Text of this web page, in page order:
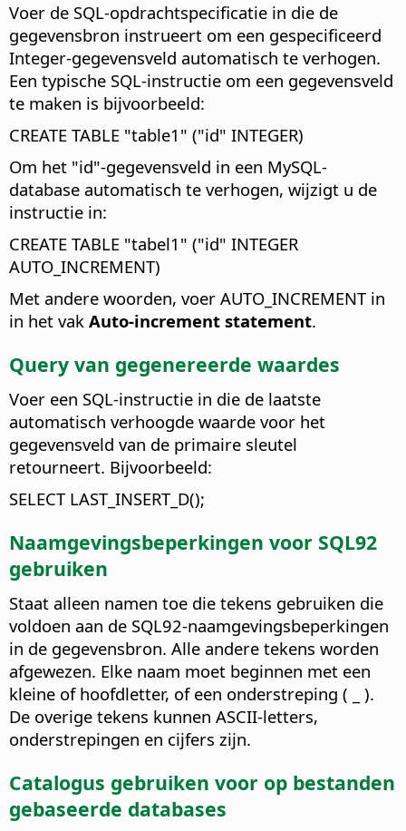
Voer de SQL-opdrachtspecificatie in die de
gegevensbron instrueert om een gespecificeerd
Integer-gegevensveld automatisch te verhogen.
Een typische SQL-instructie om een gegevensveld
te maken is bijvoorbeeld:
CREATE TABLE "table1" ("id" INTEGER)
Om het "id"-gegevensveld in een MySQL-
database automatisch te verhogen, wijzigt u de
instructie in:
CREATE TABLE "tabel1" ("id" INTEGER
AUTO_INCREMENT)
Met andere woorden, voer AUTO_INCREMENT in
in het vak Auto-increment statement.
Query van gegenereerde waardes
Voer een SQL-instructie in die de laatste
automatisch verhoogde waarde voor het
gegevensveld van de primaire sleutel
retourneert. Bijvoorbeeld:
SELECT LAST_INSERT_D();
Naamgevingsbeperkingen voor SQL92
gebruiken
Staat alleen namen toe die tekens gebruiken die
voldoen aan de SQL92-naamgevingsbeperkingen
in de gegevensbron. Alle andere tekens worden
afgewezen. Elke naam moet beginnen met een
kleine of hoofdletter, of een onderstreping ( _ ).
De overige tekens kunnen ASCII-letters,
onderstrepingen en cijfers zijn.
Catalogus gebruiken voor op bestanden
gebaseerde databases